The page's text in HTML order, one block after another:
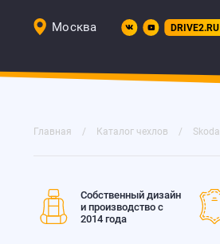
Москва DRIVE2.RU
Главная Каталог чехлов Skoda
Собственный дизайн
и производство с
2014 года